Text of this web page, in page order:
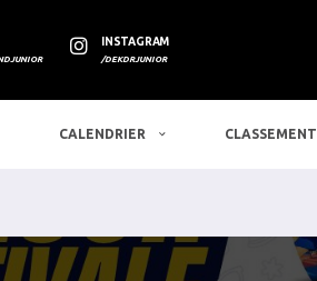
INSTAGRAM
/DEKDRJUNIOR
CALENDRIER CLASSEMENT